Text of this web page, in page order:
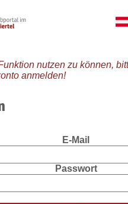
nutzen zu können,
anmelden!
E-Mail
Passwort